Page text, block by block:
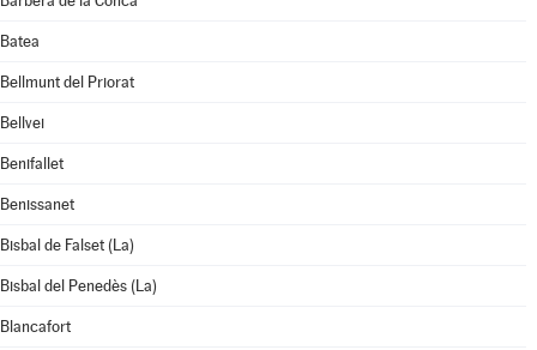
Batea
Bellmunt del Priorat
Bellvei
Benifallet
Benissanet
Bisbal de Falset (La)
Bisbal del Penedès (La)
Blancafort